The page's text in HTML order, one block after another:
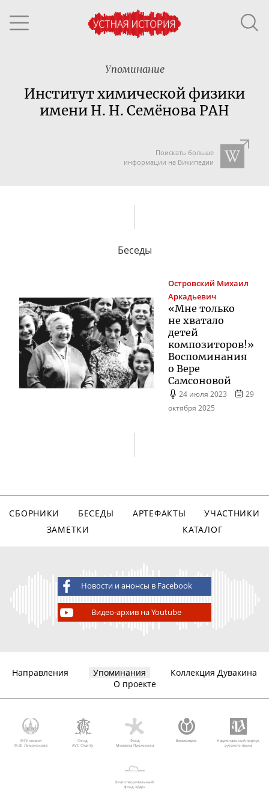
Упоминание
Институт химической физики
имени Н. Н. Семёнова РАН
Поискать больше
информации на Википедии
Беседы
Островский Михаил
Аркадьевич
«Мне только
не хватало
детей
композиторов!»
Воспоминания
о Вере
Самсоновой
24 июля 2023
29
октября 2025
СБОРНИКИ БЕСЕДЫ АРТЕФАКТЫ
УЧАСТНИКИ
ЗАМЕТКИ
КАТАЛОГ
Новости и анонсы в Facebook
Видео-архив на Youtube
Направления Упоминания
Коллекция Дувакина
О проекте
МГУ имени
М.В. Ломоносова
Фонд
AVC Charity
Фонд
Михаила Прохорова
Викимедиа
Национальный корпус
русского языка
Благотворительный
фонд «Дар»